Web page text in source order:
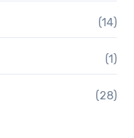
(14)
(1)
(28)